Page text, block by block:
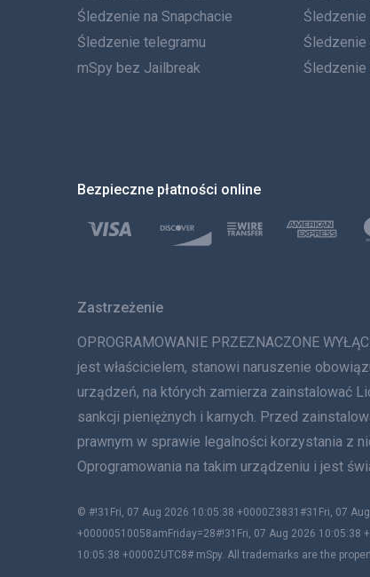
Śledzenie na Snapchacie
Śledzenie telegramu
mSpy bez Jailbreak
Śledzenie
Śledzenie
Bezpieczne płatności online
Zastrzeżenie
OPROGRAMOWANIE PRZEZNACZONE
jest właścicielem, stanowi naruszenie
urządzeń, na których zamierza zainstalować
sankcji pieniężnych i karnych. Przed
prawnym w sprawie legalności korzystania z
Oprogramowania na takim urządzeniu i jest
© #!31Fri, 07 Aug 2026 10:05:38 +0000Z3831#31Fri, 07
+00000510058amFriday=28#!31Fri, 07 Aug 2026 10:05:38
10:05:38 +0000ZUTC8# mSpy. All trademarks are the